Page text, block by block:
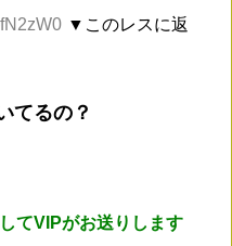
▼このレスに返
てるの？
てVIPがお送りします